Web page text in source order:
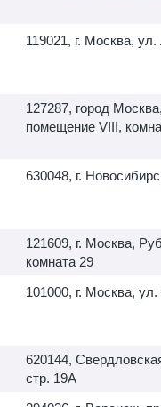
119021, г. Москва,
127287, город
помещение VIII,
630048, г.
121609, г. Москва,
комната 29
101000, г. Москва,
620144,
стр. 19А